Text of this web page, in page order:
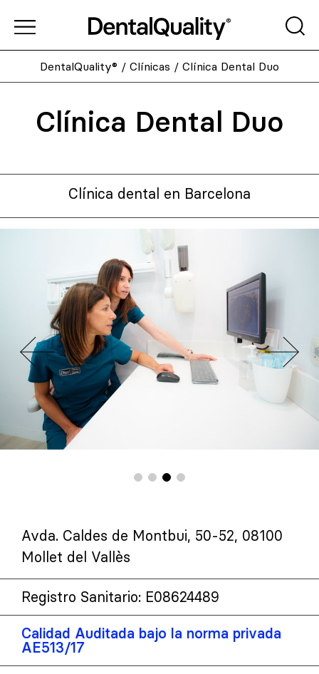
DentalQuality® / Clínicas / Clínica Dental Duo
Clínica Dental Duo
Clínica dental en Barcelona
Avda. Caldes de Montbui, 50-52, 08100
Mollet del Vallès
Registro Sanitario: E08624489
Calidad Auditada bajo la norma privada
AE513/17